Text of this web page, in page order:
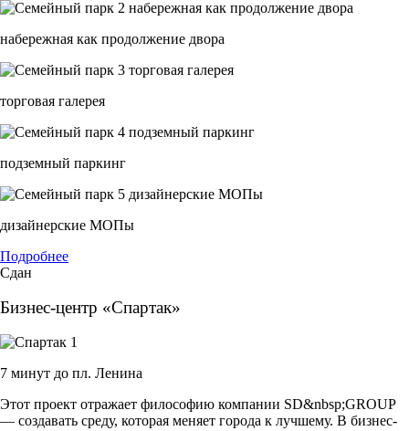
набережная как продолжение двора
торговая галерея
подземный паркинг
дизайнерские МОПы
Подробнее
Сдан
Бизнес-центр «Спартак»
7 минут до пл. Ленина
Этот проект отражает философию компании SD&nbsp;GROUP
— создавать среду, которая меняет города к лучшему. В бизнес-